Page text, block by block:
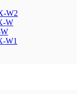
W2
W
W1